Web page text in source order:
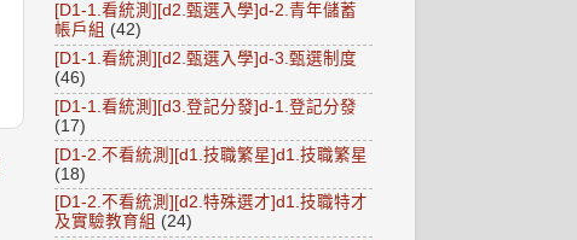
[D1-1.看統測][d2.甄選入學]d-2.青年儲蓄
帳戶組 (42)
[D1-1.看統測][d2.甄選入學]d-3.甄選制度
(46)
[D1-1.看統測][d3.登記分發]d-1.登記分發
(17)
[D1-2.不看統測][d1.技職繁星]d1.技職繁星
(18)
[D1-2.不看統測][d2.特殊選才]d1.技職特才
及實驗教育組 (24)